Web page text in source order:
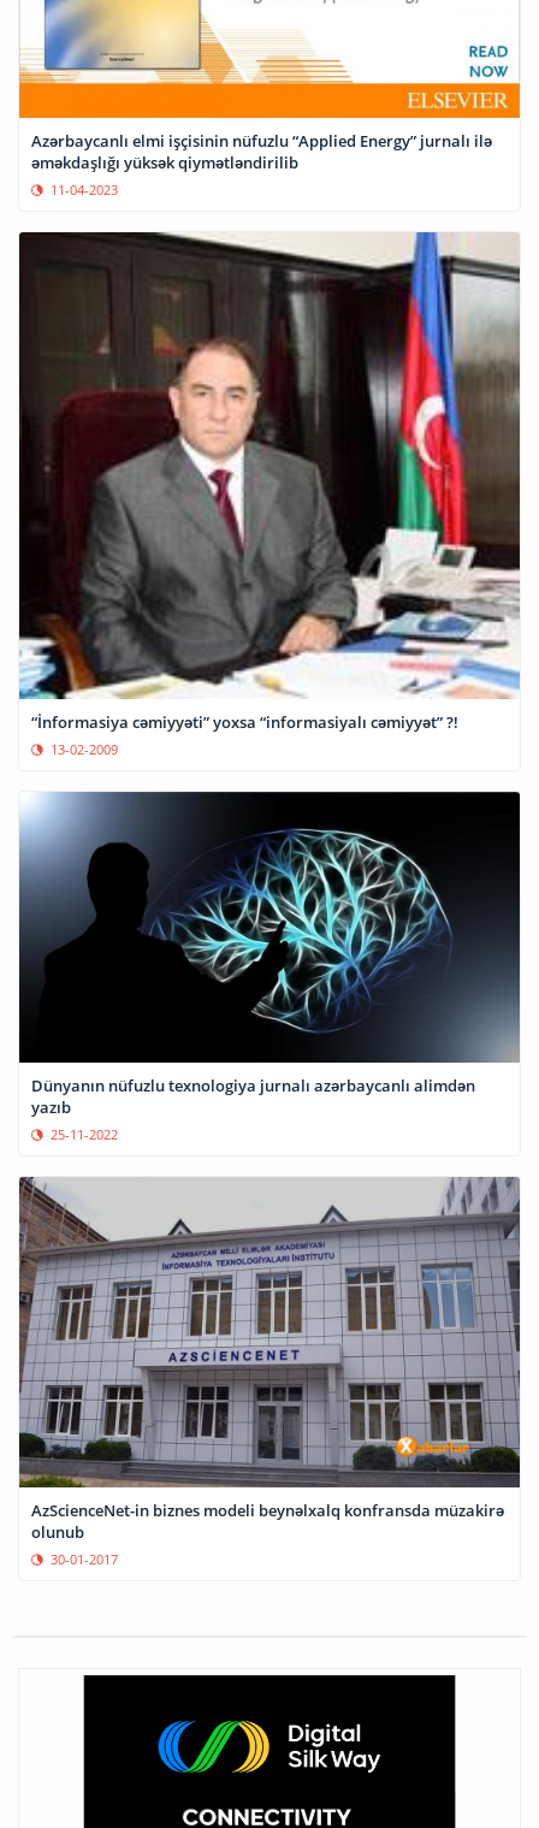
Azərbaycanlı elmi işçisinin nüfuzlu “Applied Energy” jurnalı ilə
əməkdaşlığı yüksək qiymətləndirilib
11-04-2023
“İnformasiya cəmiyyəti” yoxsa “informasiyalı cəmiyyət” ?!
13-02-2009
Dünyanın nüfuzlu texnologiya jurnalı azərbaycanlı alimdən
yazıb
25-11-2022
AzScienceNet-in biznes modeli beynəlxalq konfransda müzakirə
olunub
30-01-2017